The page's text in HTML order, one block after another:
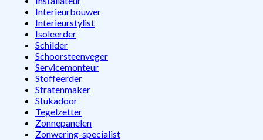
Interieurbouwer
Interieurstylist
Isoleerder
Schilder
Schoorsteenveger
Servicemonteur
Stoffeerder
Stratenmaker
Stukadoor
Tegelzetter
Zonnepanelen
Zonwering-specialist